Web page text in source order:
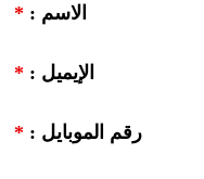
الاسم : *
الإيميل : *
رقم الموبايل : *